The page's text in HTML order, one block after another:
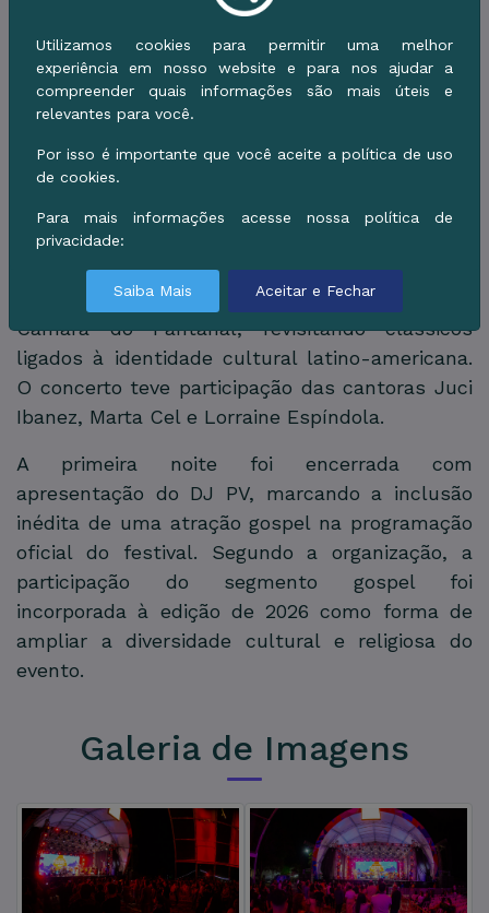
comprometer a essência do evento. “Algumas
situações precisaram ser reajustadas, mas sem
tirar o brilho do Festival América do Sul”,
completou.
A abertura oficial contou, no Palco da América,
o principal do festival, com o concerto
“Mercedes Sosa – A Voz da América do Sul”,
homenagem à cantora argentina Mercedes
Sosa. O espetáculo reuniu a Orquestra
Sinfônica de Campo Grande e a Orquestra de
Câmara do Pantanal, revisitando clássicos
ligados à identidade cultural latino-americana.
O concerto teve participação das cantoras Juci
Ibanez, Marta Cel e Lorraine Espíndola.
A primeira noite foi encerrada com
apresentação do DJ PV, marcando a inclusão
inédita de uma atração gospel na programação
oficial do festival. Segundo a organização, a
participação do segmento gospel foi
incorporada à edição de 2026 como forma de
ampliar a diversidade cultural e religiosa do
evento.
Galeria de Imagens
Utilizamos cookies para permitir uma melhor
experiência em nosso website e para nos ajudar a
compreender quais informações são mais úteis e
relevantes para você.
Por isso é importante que você aceite a política de uso
de cookies.
Para mais informações acesse nossa política de
privacidade:
Saiba Mais Aceitar e Fechar